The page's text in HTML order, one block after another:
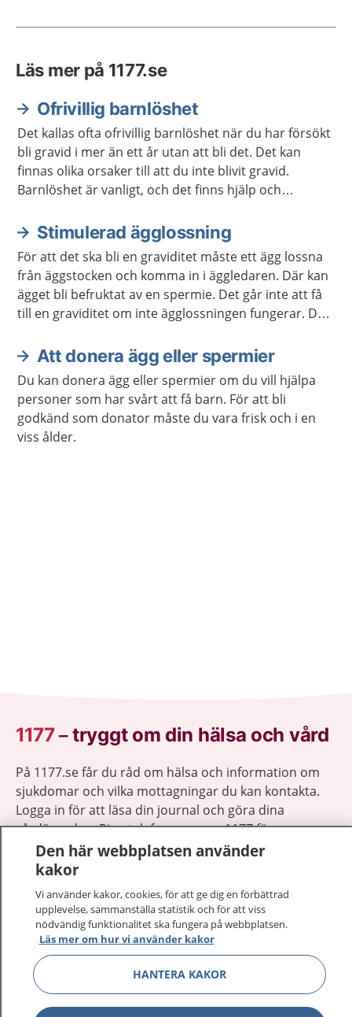
Läs mer på 1177.se
Ofrivillig barnlöshet
Det kallas ofta ofrivillig barnlöshet när du har försökt
bli gravid i mer än ett år utan att bli det. Det kan
finnas olika orsaker till att du inte blivit gravid.
Barnlöshet är vanligt, och det finns hjälp och
Stimulerad ägglossning
För att det ska bli en graviditet måste ett ägg lossna
från äggstocken och komma in i äggledaren. Där kan
ägget bli befruktat av en spermie. Det går inte att få
till en graviditet om inte ägglossningen fungerar. Då
mogna och lossna.
Att donera ägg eller spermier
Du kan donera ägg eller spermier om du vill hjälpa
personer som har svårt att få barn. För att bli
godkänd som donator måste du vara frisk och i en
viss ålder.
1177–tryggt om din hälsa och vård
På 1177.se får du råd om hälsa och information om
sjukdomar och vilka mottagningar du kan kontakta.
Logga in för att läsa din journal och göra dina
vårdärenden. Ring telefonnummer 1177 för
sjukvårdsrådgivning dygnet runt.
1177 ger dig råd när du vill må bättre.
1177 på flera språk Visa
Visa
Den här webbplatsen använder
kakor
Vi använder kakor, cookies, för att ge dig en förbättrad
upplevelse, sammanställa statistik och för att viss
nödvändig funktionalitet ska fungera på webbplatsen.
Läs mer om hur vi använder kakor
HANTERA KAKOR